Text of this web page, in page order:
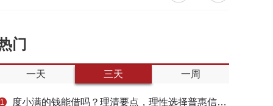
门
一天 三天 一周
1 度小满的钱能借吗？理清要点，理性选择普惠信贷服务